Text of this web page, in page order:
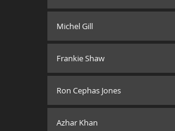
Michel Gill
Frankie Shaw
Ron Cephas Jones
Azhar Khan